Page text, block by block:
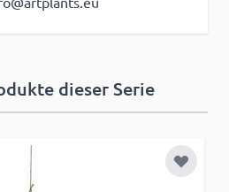
dieser Serie
Zur